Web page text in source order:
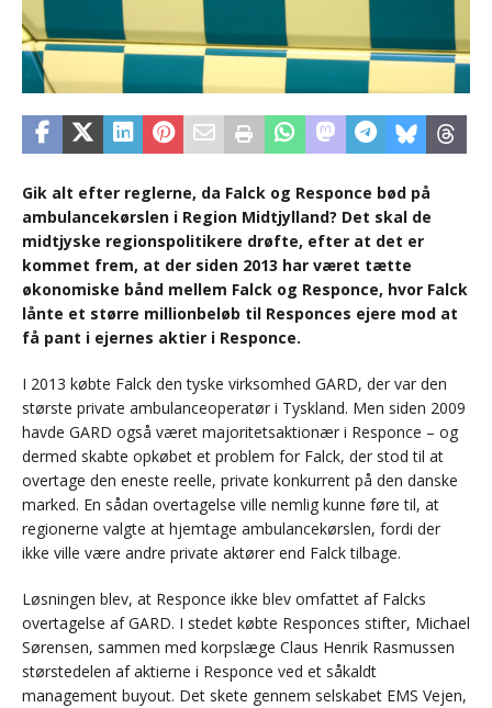
Gik alt efter reglerne, da Falck og Responce bød på
ambulancekørslen i Region Midtjylland? Det skal de
midtjyske regionspolitikere drøfte, efter at det er
kommet frem, at der siden 2013 har været tætte
økonomiske bånd mellem Falck og Responce, hvor Falck
lånte et større millionbeløb til Responces ejere mod at
få pant i ejernes aktier i Responce.
I 2013 købte Falck den tyske virksomhed GARD, der var den
største private ambulanceoperatør i Tyskland. Men siden 2009
havde GARD også været majoritetsaktionær i Responce – og
dermed skabte opkøbet et problem for Falck, der stod til at
overtage den eneste reelle, private konkurrent på den danske
marked. En sådan overtagelse ville nemlig kunne føre til, at
regionerne valgte at hjemtage ambulancekørslen, fordi der
ikke ville være andre private aktører end Falck tilbage.
Løsningen blev, at Responce ikke blev omfattet af Falcks
overtagelse af GARD. I stedet købte Responces stifter, Michael
Sørensen, sammen med korpslæge Claus Henrik Rasmussen
størstedelen af aktierne i Responce ved et såkaldt
management buyout. Det skete gennem selskabet EMS Vejen,